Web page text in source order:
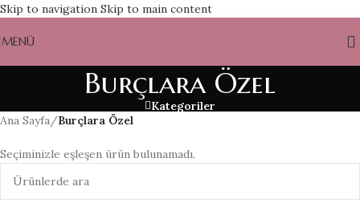
Skip to navigation Skip to main content
MENÜ
Burçlara Özel
Kategoriler
Ana Sayfa/Burçlara Özel
Seçiminizle eşleşen ürün bulunamadı.